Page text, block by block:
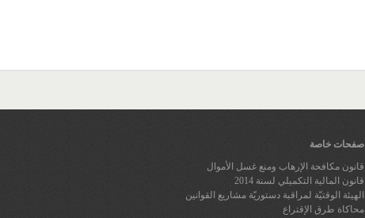
صفحات خاصة
قانون مكافحة الإرهاب ومنع غسل الأموال
قانون المالية التكميلي لسنة 2014
الهيئة الوقتيّة لمراقبة دستوريّة مشاريع القوانين
محاكاة طرق الإقتراع